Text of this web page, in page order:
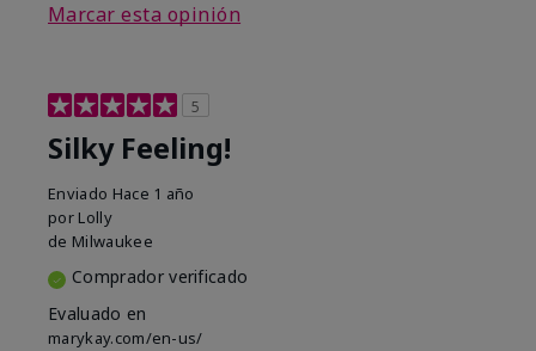
Marcar esta opinión
5
Silky Feeling!
Enviado Hace 1 año
por Lolly
de Milwaukee
Comprador verificado
Evaluado en
marykay.com/en-us/